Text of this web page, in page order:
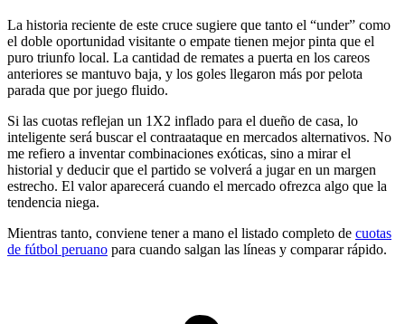
La historia reciente de este cruce sugiere que tanto el “under” como
el doble oportunidad visitante o empate tienen mejor pinta que el
puro triunfo local. La cantidad de remates a puerta en los careos
anteriores se mantuvo baja, y los goles llegaron más por pelota
parada que por juego fluido.
Si las cuotas reflejan un 1X2 inflado para el dueño de casa, lo
inteligente será buscar el contraataque en mercados alternativos. No
me refiero a inventar combinaciones exóticas, sino a mirar el
historial y deducir que el partido se volverá a jugar en un margen
estrecho. El valor aparecerá cuando el mercado ofrezca algo que la
tendencia niega.
Mientras tanto, conviene tener a mano el listado completo de cuotas
de fútbol peruano para cuando salgan las líneas y comparar rápido.